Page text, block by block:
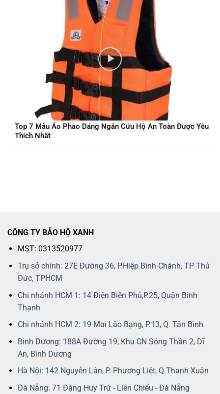
Top 7 Mẫu Áo Phao Dáng Ngắn Cứu Hộ An Toàn Được Yêu
Thích Nhất
CÔNG TY BẢO HỘ XANH
MST: 0313520977
Trụ sở chính: 27E Đường 36, P.Hiệp Bình Chánh, TP Thủ
Đức, TPHCM
Chi nhánh HCM 1: 14 Điện Biên Phủ,P.25, Quận Bình
Thạnh
Chi nhánh HCM 2: 19 Mai Lão Bạng, P.13, Q. Tân Bình
Bình Dương: 188A Đường 19, Khu CN Sóng Thần 2, Dĩ
An, Bình Dương
Hà Nội: 142 Nguyễn Lân, P. Phương Liệt, Q.Thanh Xuân
Đà Nẵng: 71 Đặng Huy Trứ - Liên Chiểu - Đà Nẵng